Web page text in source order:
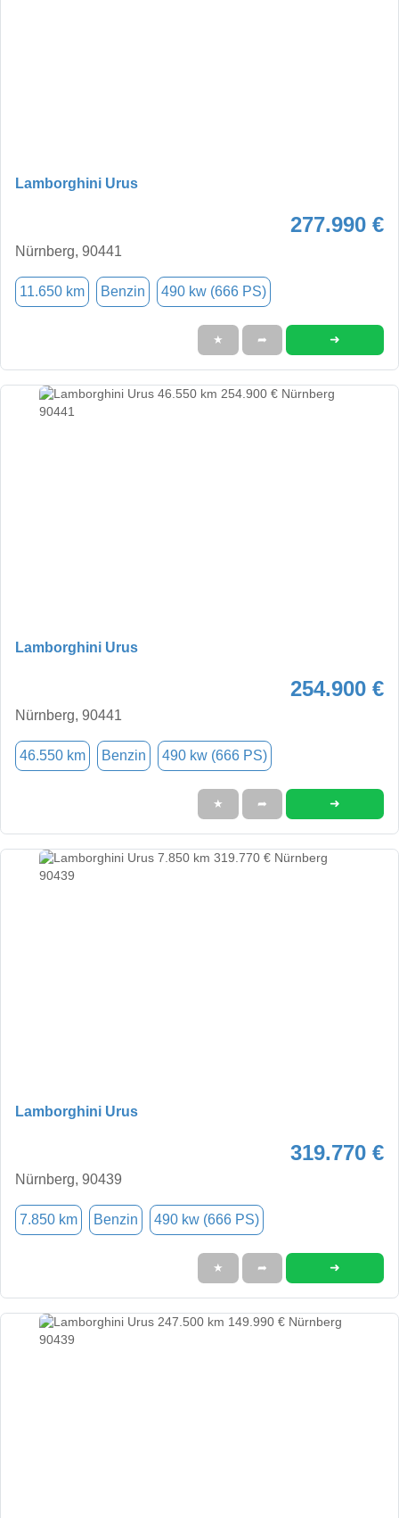
Lamborghini Urus
277.990 €
Nürnberg, 90441
11.650 km Benzin 490 kw (666 PS)
★ ➦ ➜
Lamborghini Urus
254.900 €
Nürnberg, 90441
46.550 km Benzin 490 kw (666 PS)
★ ➦ ➜
Lamborghini Urus
319.770 €
Nürnberg, 90439
7.850 km Benzin 490 kw (666 PS)
★ ➦ ➜